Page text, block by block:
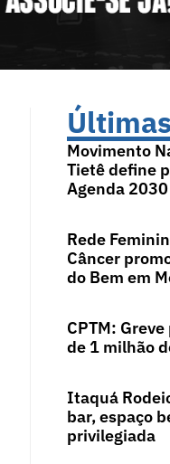
Últimas
Movimento
Tietê define
Agenda 2030
Rede
Câncer
do Bem em
CPTM:
de 1 milhão
Itaquá
bar, espaço
privilegiada